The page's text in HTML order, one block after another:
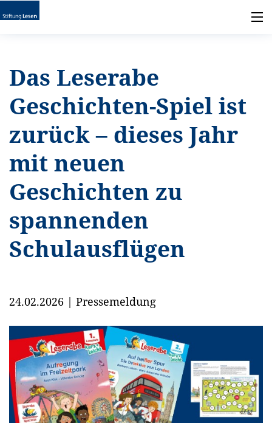
Das Leserabe
Geschichten-Spiel ist
zurück – dieses Jahr
mit neuen
Geschichten zu
spannenden
Schulausflügen
24.02.2026 | Pressemeldung